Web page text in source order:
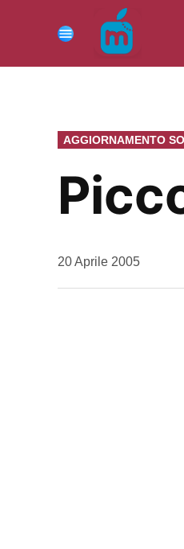
contenuto
Menu
PUBBLICATO
IN
AGGIORNAMENTO
da
20 Aprile 2005